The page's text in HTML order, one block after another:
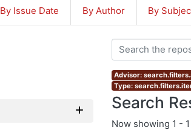
By Issue Date By Author By
Advisor:
Type:
Search
Now showing 1 -